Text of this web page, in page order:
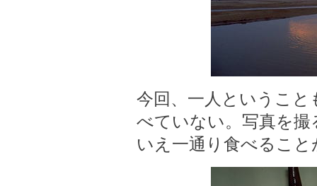
今回、一人というこ
べていない。写真を
いえ一通り食べるこ